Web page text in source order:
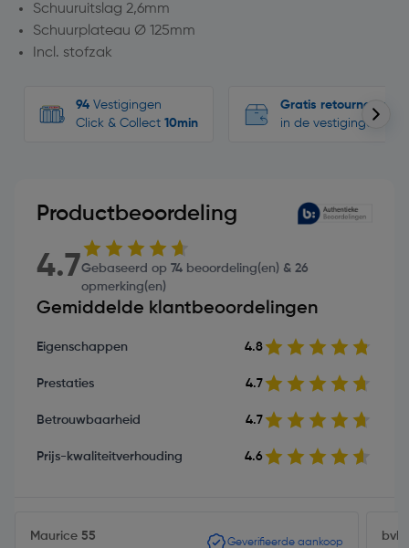
Schuuruitslag 2,6mm
Schuurplateau Ø 125mm
Incl. stofzak
94 Vestigingen
Click & Collect 10min
Gratis retourneren
in de vestigingen
Productbeoordeling
4.7Gebaseerd op 74 beoordeling(en) & 26
opmerking(en)
Gemiddelde klantbeoordelingen
Eigenschappen 4.8
Prestaties 4.7
Betrouwbaarheid 4.7
Prijs-kwaliteitverhouding 4.6
Maurice 55 Geverifieerde aankoop